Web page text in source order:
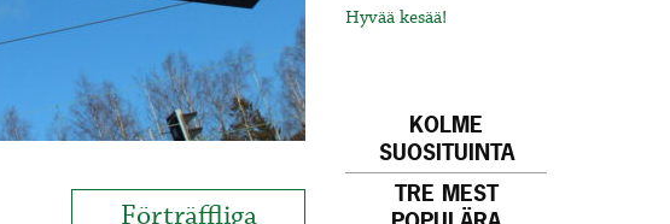
Förträffliga
Hyvää kesää!
KOLME
SUOSITUINTA
TRE MEST